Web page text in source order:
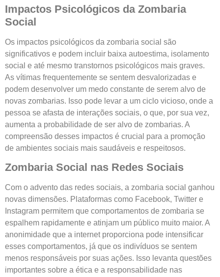
Impactos Psicológicos da Zombaria
Social
Os impactos psicológicos da zombaria social são
significativos e podem incluir baixa autoestima, isolamento
social e até mesmo transtornos psicológicos mais graves.
As vítimas frequentemente se sentem desvalorizadas e
podem desenvolver um medo constante de serem alvo de
novas zombarias. Isso pode levar a um ciclo vicioso, onde a
pessoa se afasta de interações sociais, o que, por sua vez,
aumenta a probabilidade de ser alvo de zombarias. A
compreensão desses impactos é crucial para a promoção
de ambientes sociais mais saudáveis e respeitosos.
Zombaria Social nas Redes Sociais
Com o advento das redes sociais, a zombaria social ganhou
novas dimensões. Plataformas como Facebook, Twitter e
Instagram permitem que comportamentos de zombaria se
espalhem rapidamente e atinjam um público muito maior. A
anonimidade que a internet proporciona pode intensificar
esses comportamentos, já que os indivíduos se sentem
menos responsáveis por suas ações. Isso levanta questões
importantes sobre a ética e a responsabilidade nas